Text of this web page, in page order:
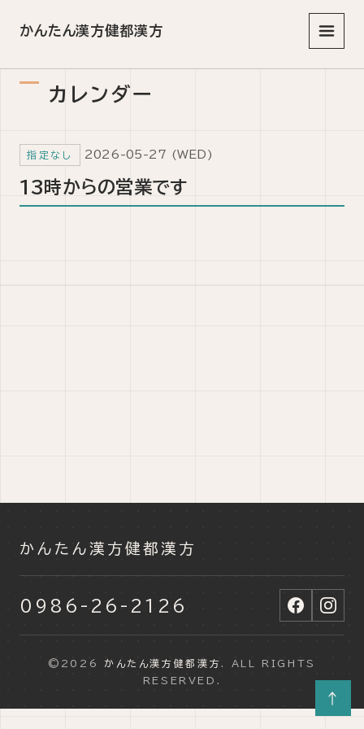
↑
かんたん漢方健都漢方
メニュ
カレンダー
指定なし 2026-05-27 (WED)
13時からの営業です
かんたん漢方健都漢方
0986-26-2126
©2026 かんたん漢方健都漢方
. ALL RIGHTS
RESERVED.